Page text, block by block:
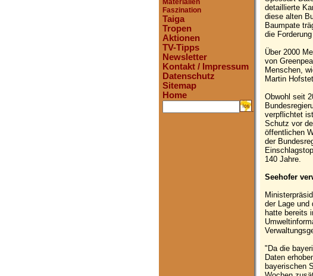
Materialien
Faszination
Taiga
Tropen
Aktionen
TV-Tipps
Newsletter
Kontakt / Impressum
Datenschutz
Sitemap
Home
.
detaillierte
diese alten
Baumpate
die
Über 2000
von
Menschen,
Martin
Obwohl seit
verpflichtet
Schutz vor
öffentlichen
der
140 Jahre.
Seehofer
der Lage und
hatte bereits
"Da die
Daten
bayerischen